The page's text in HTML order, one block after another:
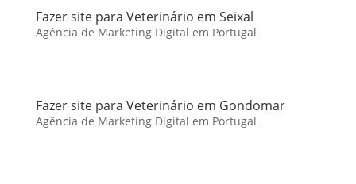
Fazer site para Veterinário em Seixal
Agência de Marketing Digital em Portugal
Fazer site para Veterinário em Gondomar
Agência de Marketing Digital em Portugal